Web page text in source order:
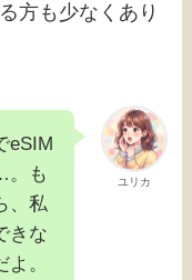
方も少なくあり
ユリカ
eSIM
。も
、私
きな
。